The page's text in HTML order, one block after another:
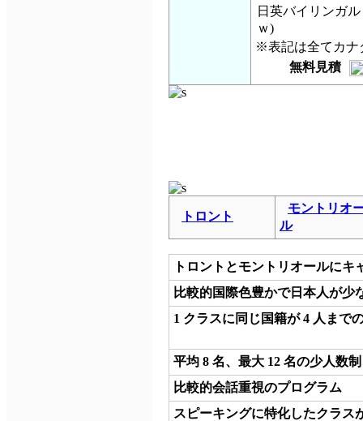
日英バイリンガル
ｗ)
※表記は全てカナ
無料見積
トロント
モントリオ
ル
トロントとモントリオールにキ
比較的国際色豊かで日本人が少
1 クラスに同じ国籍が 4 人まで
平均 8 名、最大 12 名の少人数制
比較的会話重視のプログラム
スピーキングに特化したクラス